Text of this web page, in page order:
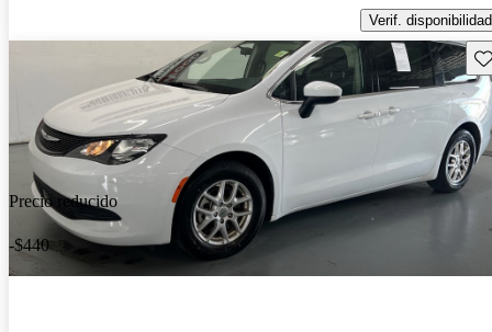
Verif. disponibilidad
Precio reducido
-$440